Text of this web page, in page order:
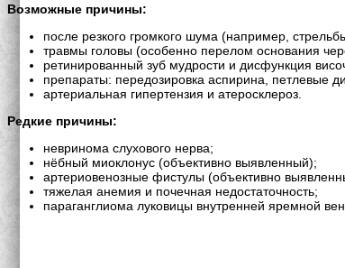
Возможные причины:
после резкого громкого шума (например,
травмы головы (особенно перелом основания
ретинированный зуб мудрости и дисфункция
препараты: передозировка аспирина, петлевые
артериальная гипертензия и атеросклероз.
Редкие причины:
невринома слухового нерва;
нёбный миоклонус (объективно выявленный);
артериовенозные фистулы (объективно
тяжелая анемия и почечная недостаточность;
параганглиома луковицы внутренней яремной